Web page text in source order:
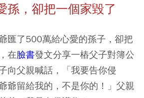
孫，卻把一個家毀了
匯了500萬給心愛的孫子，卻把
在臉書發文分享一樁父子對簿公
向父親喊話，「我要告你侵
爺留給我的，不是你的！」父親